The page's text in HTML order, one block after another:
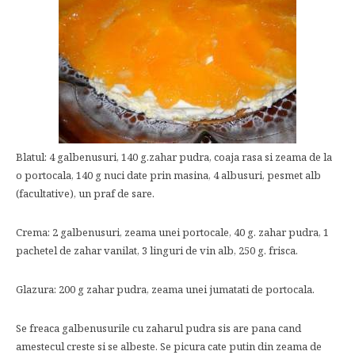
Blatul: 4 galbenusuri, 140 g.zahar pudra, coaja rasa si zeama de la
o portocala, 140 g nuci date prin masina, 4 albusuri, pesmet alb
(facultative), un praf de sare.
Crema: 2 galbenusuri, zeama unei portocale, 40 g. zahar pudra, 1
pachetel de zahar vanilat, 3 linguri de vin alb, 250 g. frisca.
Glazura: 200 g zahar pudra, zeama unei jumatati de portocala.
Se freaca galbenusurile cu zaharul pudra sis are pana cand
amestecul creste si se albeste. Se picura cate putin din zeama de